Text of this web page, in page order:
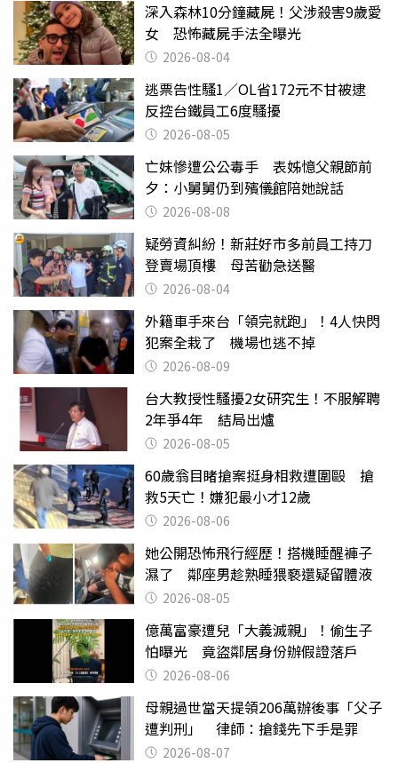
深入森林10分鐘藏屍！父涉殺害9歲愛
女 恐怖藏屍手法全曝光
2026-08-04
逃票告性騷1／OL省172元不甘被逮
反控台鐵員工6度騷擾
2026-08-05
亡妹慘遭公公毒手 表姊憶父親節前
夕：小舅舅仍到殯儀館陪她說話
2026-08-08
疑勞資糾紛！新莊好市多前員工持刀
登賣場頂樓 母苦勸急送醫
2026-08-04
外籍車手來台「領完就跑」！4人快閃
犯案全栽了 機場也逃不掉
2026-08-09
台大教授性騷擾2女研究生！不服解聘
2年爭4年 結局出爐
2026-08-05
60歲翁目睹搶案挺身相救遭圍毆 搶
救5天亡！嫌犯最小才12歲
2026-08-06
她公開恐怖飛行經歷！搭機睡醒褲子
濕了 鄰座男趁熟睡猥褻還疑留體液
2026-08-05
億萬富豪遭兒「大義滅親」！偷生子
怕曝光 竟盜鄰居身份辦假證落戶
2026-08-06
母親過世當天提領206萬辦後事「父子
遭判刑」 律師：搶錢先下手是罪
2026-08-07